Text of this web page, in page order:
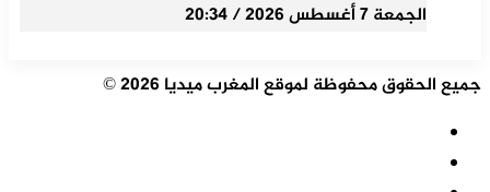
الجمعة 7 أغسطس 2026 / 20:34
جميع الحقوق محفوظة لموقع المغرب ميديا 2026 ©